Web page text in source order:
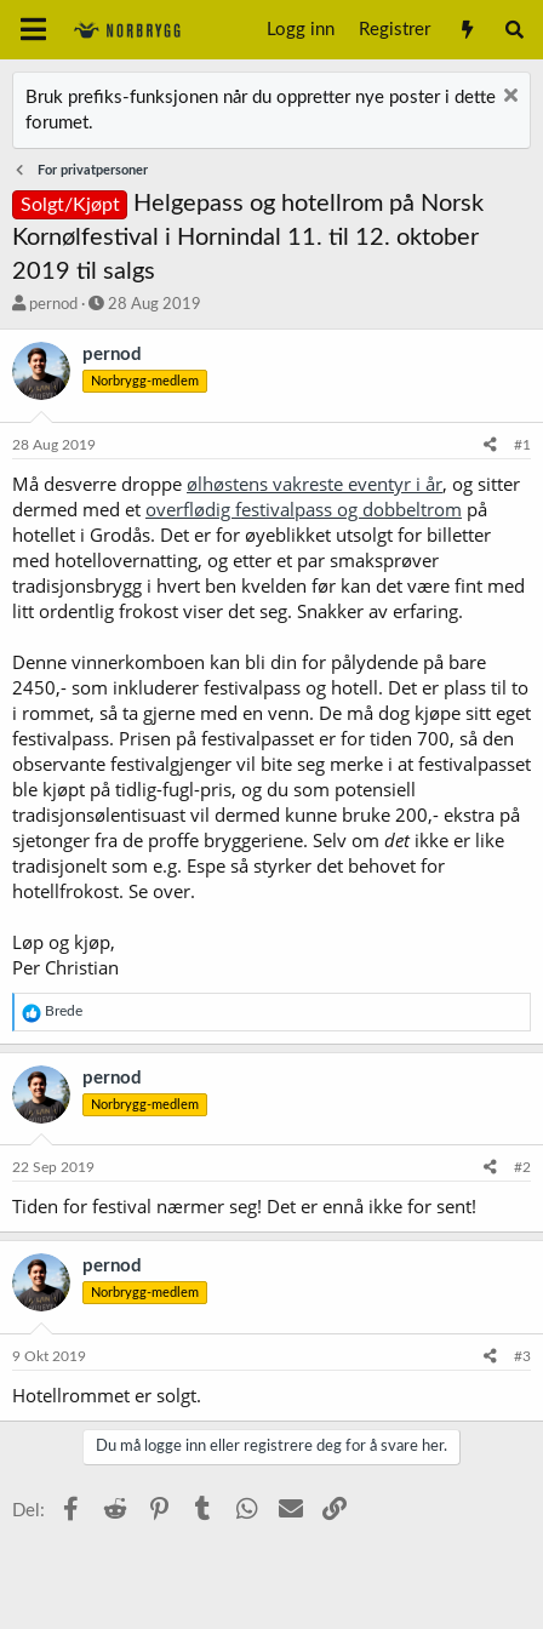
Logg inn Registrer
Bruk prefiks-funksjonen når du oppretter nye poster i dette
forumet.
For privatpersoner
Solgt/Kjøpt
Helgepass og hotellrom på Norsk
Kornølfestival i Hornindal 11. til 12. oktober
2019 til salgs
T
å
d
s
t
r
pernod
S
a
r
t
o
28 Aug 2019
pernod
Norbrygg-medlem
28 Aug 2019 #1
Må desverre droppe ølhøstens vakreste eventyr i år, og sitter
dermed med et overflødig festivalpass og dobbeltrom på
hotellet i Grodås. Det er for øyeblikket utsolgt for billetter
med hotellovernatting, og etter et par smaksprøver
tradisjonsbrygg i hvert ben kvelden før kan det være fint med
litt ordentlig frokost viser det seg. Snakker av erfaring.
Denne vinnerkomboen kan bli din for pålydende på bare
2450,- som inkluderer festivalpass og hotell. Det er plass til to
i rommet, så ta gjerne med en venn. De må dog kjøpe sitt eget
festivalpass. Prisen på festivalpasset er for tiden 700, så den
observante festivalgjenger vil bite seg merke i at festivalpasset
ble kjøpt på tidlig-fugl-pris, og du som potensiell
tradisjonsølentisuast vil dermed kunne bruke 200,- ekstra på
sjetonger fra de proffe bryggeriene. Selv om detikke er like
tradisjonelt som e.g. Espe så styrker det behovet for
hotellfrokost. Se over.
Løp og kjøp,
Per Christian
R
e
a
k
s
j
o
e
:
Brede
pernod
Norbrygg-medlem
22 Sep 2019 #2
Tiden for festival nærmer seg! Det er ennå ikke for sent!
pernod
Norbrygg-medlem
9 Okt 2019 #3
Hotellrommet er solgt.
Du må logge inn eller registrere deg for å svare her.
Del: Facebook
Reddit PinterestTumblr WhatsApp
E-post